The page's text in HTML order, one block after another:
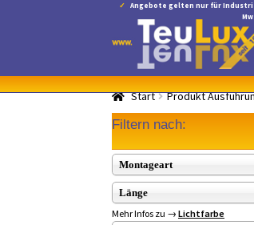
Angebote gelten nur für
Navigation
springen
Inhalt
springen
Start Produkt
Filtern nach:
Montageart
Länge
Mehr Infos zu →Lichtfarbe